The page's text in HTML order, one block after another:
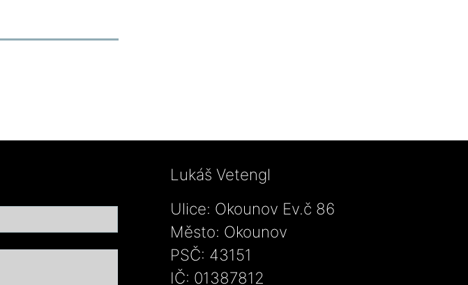
Lukáš Vetengl
Ulice: Okounov Ev.č 86
Město: Okounov
PSČ: 43151
IČ: 01387812